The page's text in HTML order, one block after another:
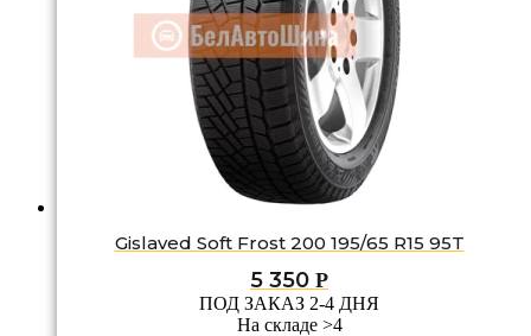
Gislaved Soft Frost 200 195/65 R15 95T
5 350 Р
ПОД ЗАКАЗ 2-4 ДНЯ
На складе >4